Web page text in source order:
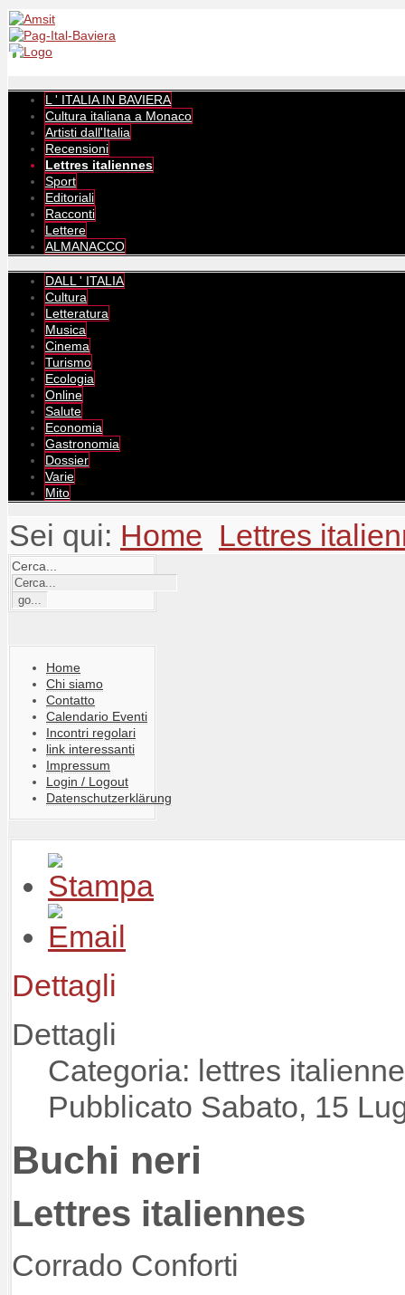
L ' ITALIA IN BAVIERA
Cultura italiana a Monaco
Artisti dall'Italia
Recensioni
Lettres italiennes
Sport
Editoriali
Racconti
Lettere
ALMANACCO
DALL ' ITALIA
Cultura
Letteratura
Musica
Cinema
Turismo
Ecologia
Online
Salute
Economia
Gastronomia
Dossier
Varie
Mito
Sei qui: Home Lettres
Cerca...
Home
Chi siamo
Contatto
Calendario Eventi
Incontri regolari
link interessanti
Impressum
Login / Logout
Datenschutzerklärung
Dettagli
Dettagli
Categoria: lettres
Pubblicato Sabato, 15
Buchi neri
Lettres italiennes
Corrado Conforti